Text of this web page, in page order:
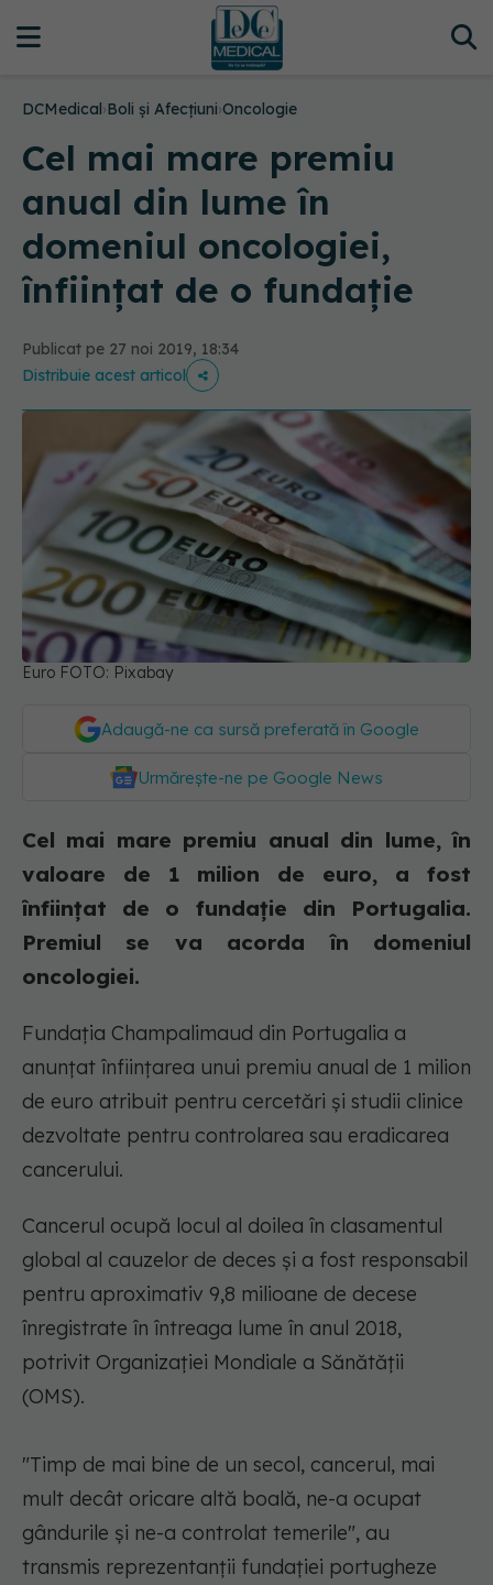
DCMedical›Boli și Afecțiuni›Oncologie
Cel mai mare premiu
anual din lume în
domeniul oncologiei,
înființat de o fundație
Publicat pe 27 noi 2019, 18:34
Distribuie acest articol
Euro FOTO: Pixabay
Adaugă-ne ca sursă preferată în Google
Urmărește-ne pe Google News
Cel mai mare premiu anual din lume, în
valoare de 1 milion de euro, a fost
înființat de o fundație din Portugalia.
Premiul se va acorda în domeniul
oncologiei.
Fundaţia Champalimaud din Portugalia a
anunţat înfiinţarea unui premiu anual de 1 milion
de euro atribuit pentru cercetări şi studii clinice
dezvoltate pentru controlarea sau eradicarea
cancerului.
Cancerul ocupă locul al doilea în clasamentul
global al cauzelor de deces şi a fost responsabil
pentru aproximativ 9,8 milioane de decese
înregistrate în întreaga lume în anul 2018,
potrivit Organizaţiei Mondiale a Sănătăţii
(OMS).
"Timp de mai bine de un secol, cancerul, mai
mult decât oricare altă boală, ne-a ocupat
gândurile şi ne-a controlat temerile", au
transmis reprezentanţii fundaţiei portugheze